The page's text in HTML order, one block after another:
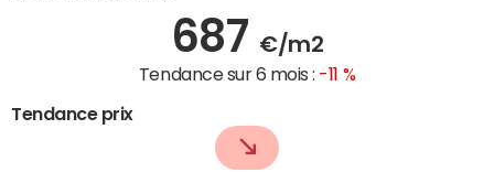
687 €/m2
Tendance sur 6 mois : -11 %
Tendance prix